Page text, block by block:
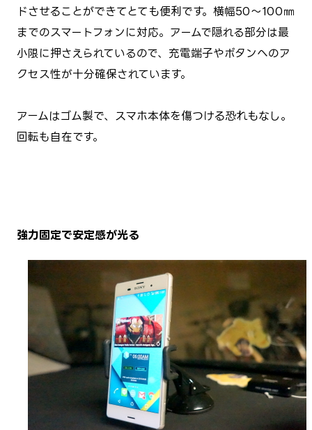
ドさせることができてとても便利です。 横幅50～100㎜
までのスマートフォンに対応。アームで隠れる部分は最
小限に押さえられているので、充電端子やボタンへのア
クセス性が十分確保されています。
アームはゴム製で、スマホ本体を傷つける恐れもなし。
回転も自在です。
強力固定で安定感が光る